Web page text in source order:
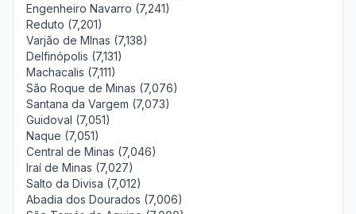
Engenheiro Navarro (7,241)
Reduto (7,201)
Varjão de MInas (7,138)
Delfinópolis (7,131)
Machacalis (7,111)
São Roque de Minas (7,076)
Santana da Vargem (7,073)
Guidoval (7,051)
Naque (7,051)
Central de Minas (7,046)
Iraí de Minas (7,027)
Salto da Divisa (7,012)
Abadia dos Dourados (7,006)